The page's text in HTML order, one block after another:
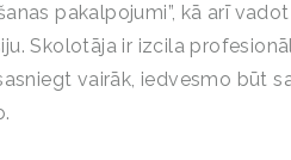
pakalpojumi”, kā arī
Skolotāja ir izcila
vairāk, iedvesmo būt